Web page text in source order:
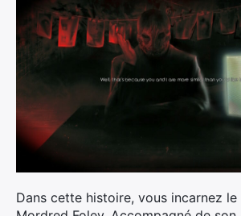
Dans cette histoire, vous incarnez